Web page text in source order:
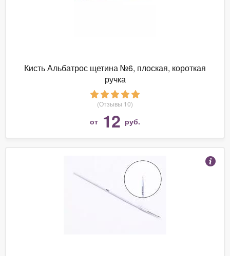
Кисть Альбатрос щетина №6, плоская, короткая
ручка
(Отзывы 10)
от 12 руб.